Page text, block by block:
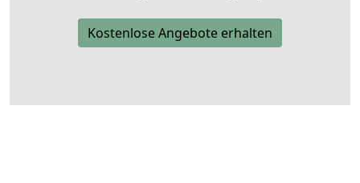
Kostenlose Angebote erhalten